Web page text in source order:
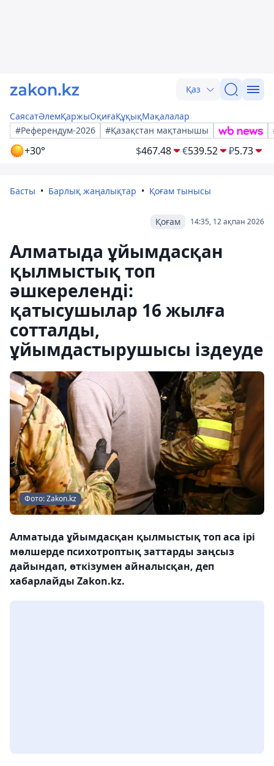
Қаз
СаясатӘлемҚаржыОқиғаҚұқықМақалалар
#Референдум-2026
#Қазақстан мақтанышы
+30° $467.48 €539.52 ₽5.73
Басты Барлық жаңалықтар Қоғам тынысы
14:35, 12 ақпан 2026
Қоғам
Алматыда ұйымдасқан
қылмыстық топ
әшкереленді:
қатысушылар 16 жылға
сотталды,
ұйымдастырушысы іздеуде
Фото: Zakon.kz
Алматыда ұйымдасқан қылмыстық топ аса ірі
мөлшерде психотроптық заттарды заңсыз
дайындап, өткізумен айналысқан, деп
хабарлайды Zakon.kz.